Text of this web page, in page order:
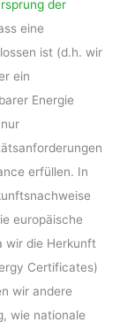
der
eine
ist (d.h. wir
ein
Energie
erfüllen. In
europäische
wir die Herkunft
Certificates)
wir andere
wie nationale